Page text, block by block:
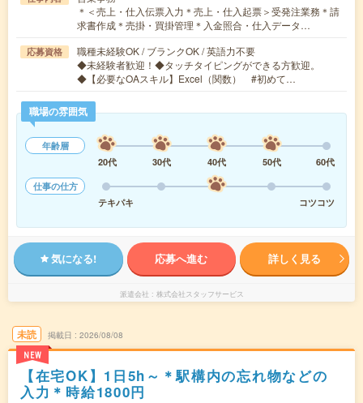
＊＜売上・仕入伝票入力＊売上・仕入起票＞受発注業務＊請
求書作成＊売掛・買掛管理＊入金照合・仕入データ…
応募資格
職種未経験OK / ブランクOK / 英語力不要
◆未経験者歓迎！◆タッチタイピングができる方歓迎。
◆【必要なOAスキル】Excel（関数） #初めて…
職場の雰囲気
年齢層
20代
30代 40代 50代
60代
仕事の仕方
テキパキ
コツコツ
気になる! 応募へ進む 詳しく見る
派遣会社 株式会社スタッフサービス
未読
NEW
掲載日 2026/08/08
【在宅OK】1日5h～＊駅構内の忘れ物などの
入力＊時給1800円